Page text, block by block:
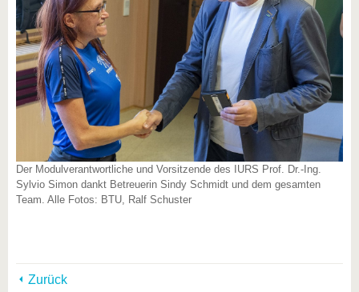
Der Modulverantwortliche und Vorsitzende des IURS Prof. Dr.-Ing.
Sylvio Simon dankt Betreuerin Sindy Schmidt und dem gesamten
Team. Alle Fotos: BTU, Ralf Schuster
Zurück